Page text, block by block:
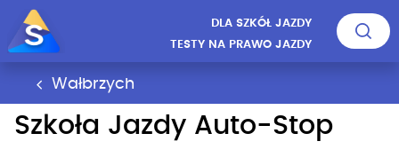
DLA SZKÓŁ JAZDY
TESTY NA PRAWO JAZDY
Wałbrzych
Szkoła Jazdy Auto-Stop